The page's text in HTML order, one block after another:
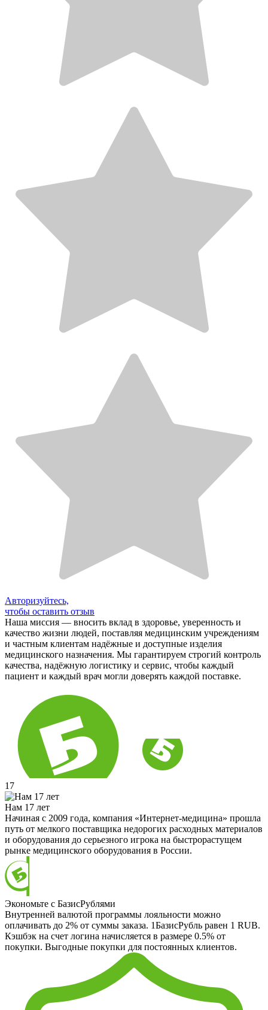
Авторизуйтесь,
чтобы оставить отзыв
Наша миссия — вносить вклад в здоровье, уверенность и
качество жизни людей, поставляя медицинским учреждениям
и частным клиентам надёжные и доступные изделия
медицинского назначения. Мы гарантируем строгий контроль
качества, надёжную логистику и сервис, чтобы каждый
пациент и каждый врач могли доверять каждой поставке.
17
Нам 17 лет
Начиная с 2009 года, компания «Интернет-медицина» прошла
путь от мелкого поставщика недорогих расходных материалов
и оборудования до серьезного игрока на быстрорастущем
рынке медицинского оборудования в России.
Экономьте с БазисРублями
Внутренней валютой программы лояльности можно
оплачивать до 2% от суммы заказа. 1БазисРубль равен 1 RUB.
Кэшбэк на счет логина начисляется в размере 0.5% от
покупки. Выгодные покупки для постоянных клиентов.